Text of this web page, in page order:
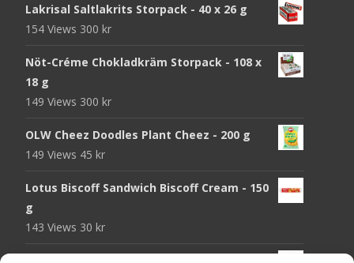
Lakrisal Saltlakrits Storpack - 40 x 26 g
154 Views 300 kr
Nöt-Créme Chokladkräm Storpack - 108 x
18 g
149 Views 300 kr
OLW Cheez Doodles Plant Cheez - 200 g
149 Views 45 kr
Lotus Biscoff Sandwich Biscoff Cream - 150
g
143 Views 30 kr